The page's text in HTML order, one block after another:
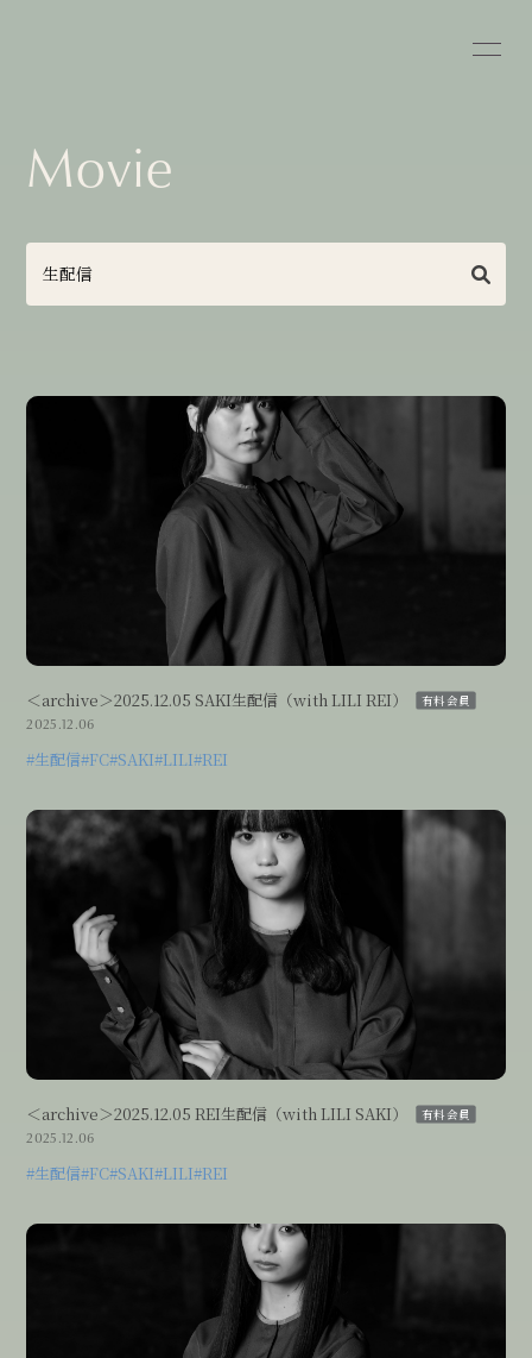
Profile
Goods
Discography
Streaming
Movie
＜archive＞2025.12.05 SAKI生配信（with LILI REI） 有料会員
2025.12.06
#生配信#FC#SAKI#LILI#REI
＜archive＞2025.12.05 REI生配信（with LILI SAKI） 有料会員
2025.12.06
#生配信#FC#SAKI#LILI#REI